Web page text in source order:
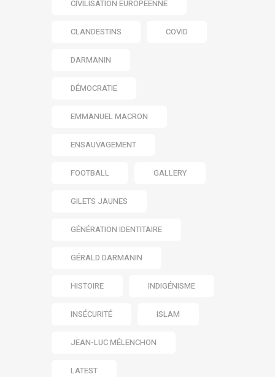
CIVILISATION EUROPÉENNE
CLANDESTINS COVID
DARMANIN
DÉMOCRATIE
EMMANUEL MACRON
ENSAUVAGEMENT
FOOTBALL GALLERY
GILETS JAUNES
GÉNÉRATION IDENTITAIRE
GÉRALD DARMANIN
HISTOIRE INDIGÉNISME
INSÉCURITÉ ISLAM
JEAN-LUC MÉLENCHON
LATEST